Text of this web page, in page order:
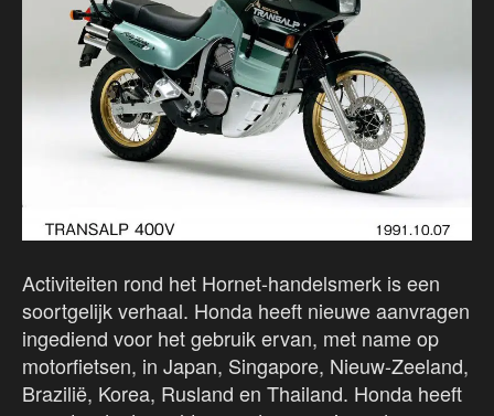
Activiteiten rond het Hornet-handelsmerk is een
soortgelijk verhaal. Honda heeft nieuwe aanvragen
ingediend voor het gebruik ervan, met name op
motorfietsen, in Japan, Singapore, Nieuw-Zeeland,
Brazilië, Korea, Rusland en Thailand. Honda heeft